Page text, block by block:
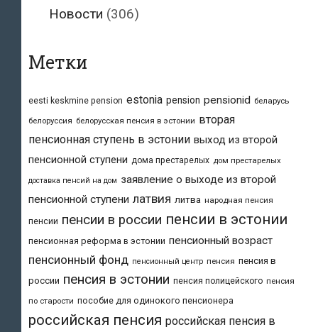
Новости (306)
Метки
eesti keskmine pension estonia pension pensionid беларусь
белоруссия белорусская пенсия в эстонии вторая
пенсионная ступень в эстонии выход из второй
пенсионной ступени дома престарелых дом престарелых
доставка пенсий на дом заявление о выходе из второй
пенсионной ступени латвия литва народная пенсия
пенсии пенсии в россии пенсии в эстонии
пенсионная реформа в эстонии пенсионный возраст
пенсионный фонд пенсионный центр пенсия пенсия в
россии пенсия в эстонии пенсия полицейского пенсия
по старости пособие для одинокого пенсионера
российская пенсия российская пенсия в